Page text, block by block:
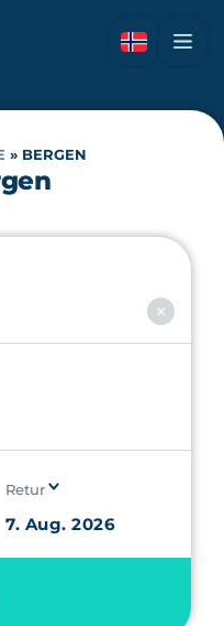
» BERGEN
Retur